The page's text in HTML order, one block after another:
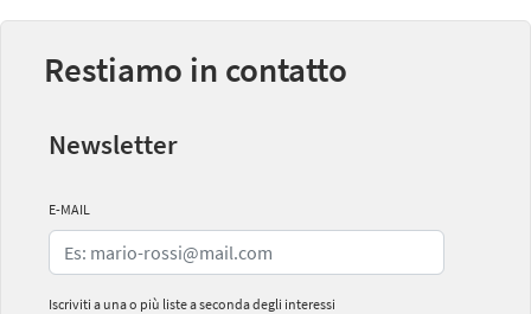
Restiamo in contatto
Newsletter
E-MAIL
Iscriviti a una o più liste a seconda degli interessi